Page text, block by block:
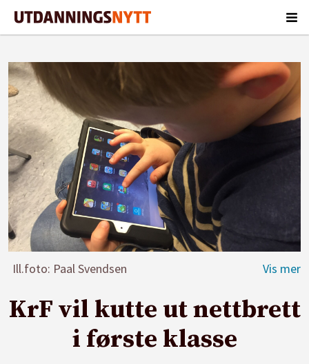
Ill.foto: Paal Svendsen
KrF vil kutte ut nettbrett
i første klasse